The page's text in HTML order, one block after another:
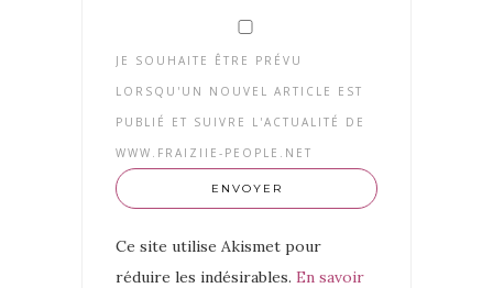
JE SOUHAITE ÊTRE PRÉVU
LORSQU'UN NOUVEL ARTICLE EST
PUBLIÉ ET SUIVRE L'ACTUALITÉ DE
WWW.FRAIZIIE-PEOPLE.NET
Ce site utilise Akismet pour
réduire les indésirables. En savoir